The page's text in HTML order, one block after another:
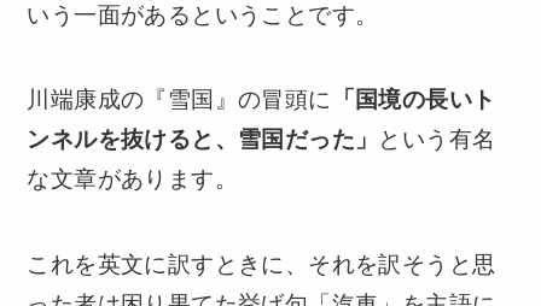
いう一面があるということです。
川端康成の『雪国』の冒頭に 「国境の長いト
ンネルを抜けると、雪国だった」
という有名
な文章があります。
これを英文に訳すときに、それを訳そうと思